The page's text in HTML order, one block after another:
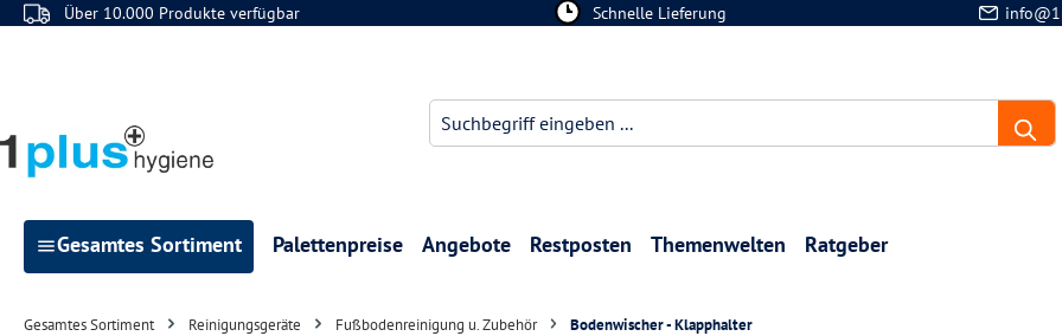
Hauptinhalt springen
Zur Suche springen
Zur Hauptnavigation springen
Über 10.000 Produkte verfügbar Schnelle Lieferung
Gesamtes Sortiment Palettenpreise Angebote Restposten Themenwelten Ratgeber
Gesamtes Sortiment Reinigungsgeräte Fußbodenreinigung u. Zubehör Bodenwischer - Klapphalter